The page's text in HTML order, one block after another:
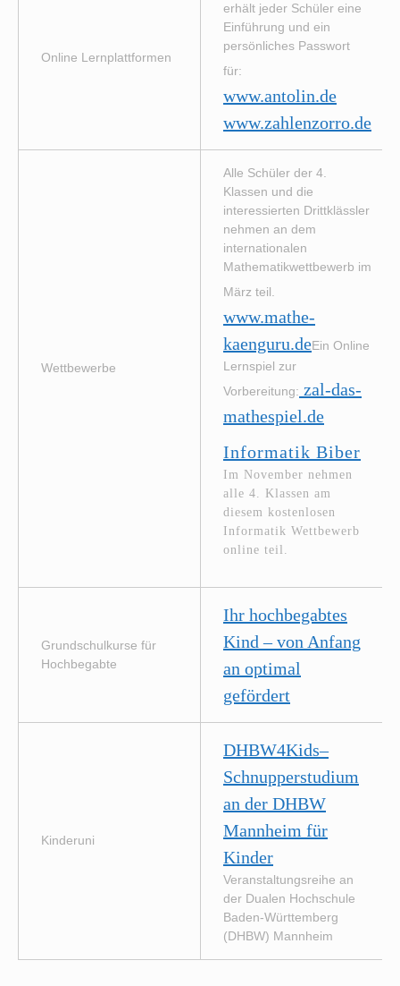
Online Lernplattformen
erhält jeder Schüler eine
Einführung und ein
persönliches Passwort
für:
www.antolin.de
www.zahlenzorro.de
Wettbewerbe
Alle Schüler der 4.
Klassen und die
interessierten Drittklässler
nehmen an dem
internationalen
Mathematikwettbewerb im
März teil.
www.mathe-
kaenguru.deEin Online
Lernspiel zur
Vorbereitung: zal-das-
mathespiel.de
Informatik Biber
Im November nehmen
alle 4. Klassen am
diesem kostenlosen
Informatik Wettbewerb
online teil.
Grundschulkurse für
Hochbegabte
Ihr hochbegabtes
Kind – von Anfang
an optimal
gefördert
Kinderuni
DHBW4Kids–
Schnupperstudium
an der DHBW
Mannheim für
Kinder
Veranstaltungsreihe an
der Dualen Hochschule
Baden-Württemberg
(DHBW) Mannheim